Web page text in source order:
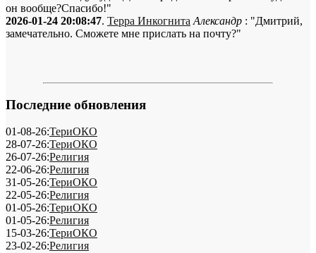
он вообще?Спасибо!"
2026-01-24 20:08:47. Терра Инкогнита Александр : "Дмитрий,
замечательно. Сможете мне прислать на почту?"
Последние обновления
01-08-26:ТериОКО
28-07-26:ТериОКО
26-07-26:Религия
22-06-26:Религия
31-05-26:ТериОКО
22-05-26:Религия
01-05-26:ТериОКО
01-05-26:Религия
15-03-26:ТериОКО
23-02-26:Религия